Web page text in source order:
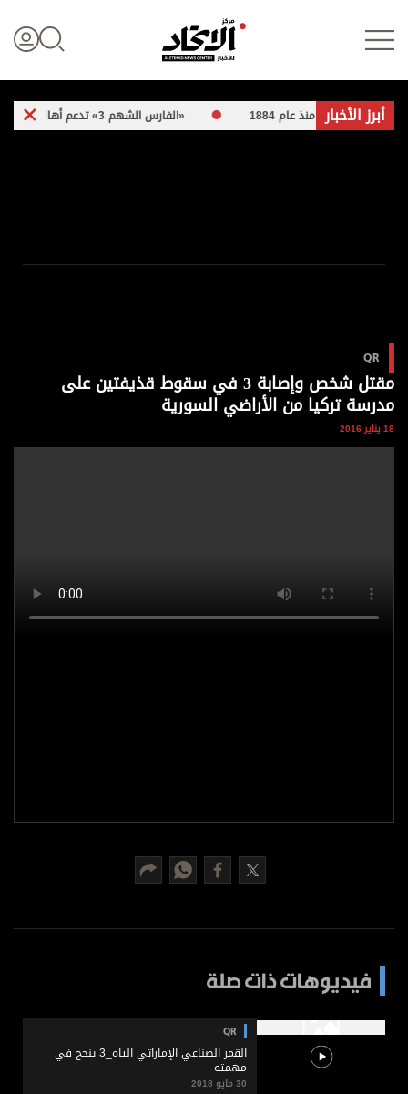
علوم الدار
الرياضة
وجهات نظر
الترفيه
تغطيات
برامج
مواقيت الصلاة
الأحوال الجوية
أبرز الأخبار
منذ عام 1884 «الفارس الشهم 3» تدعم أهالي غزة بـ 5 مبادرات إنسانية
QR
مقتل شخص وإصابة 3 في سقوط قذيفتين على
مدرسة تركيا من الأراضي السورية
18 يناير 2016
فيديوهات ذات صلة
QR
القمر الصناعي الإماراتي الياه_3 ينجح في
مهمته
30 مايو 2018